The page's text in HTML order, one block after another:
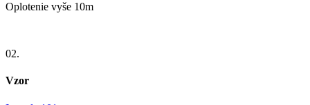
Oplotenie vyše 10m
02.
Vzor